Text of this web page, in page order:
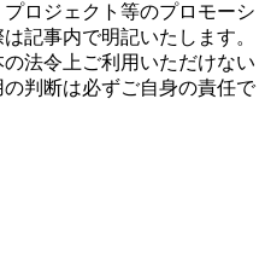
ロジェクト等のプロモーシ
記事内で明記いたします。
法令上ご利用いただけない
判断は必ずご自身の責任で